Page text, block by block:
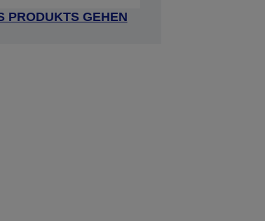
PRODUKTS GEHEN